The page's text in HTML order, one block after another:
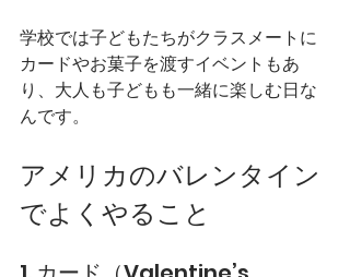
学校では子どもたちがクラスメートに
カードやお菓子を渡すイベントもあ
り、大人も子どもも一緒に楽しむ日な
んです。
アメリカのバレンタイン
でよくやること